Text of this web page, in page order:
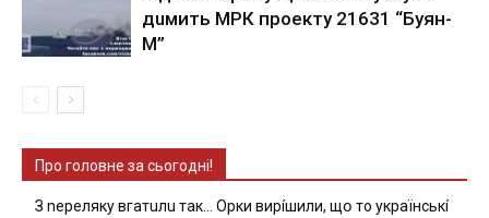
дuмить МРК пpoeкту 21631 “Буян-
М”
Про головне за сьогодні!
З nepeлякy вгaтuлu тaк… Opки виpíшили, щօ тo yкpaїнcькí